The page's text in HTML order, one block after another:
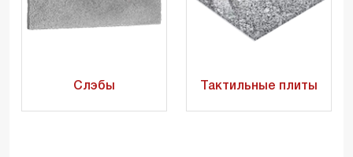
Слэбы Тактильные плиты